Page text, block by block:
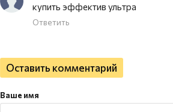
купить эффектив ультра
Ответить
Оставить комментарий
Ваше имя